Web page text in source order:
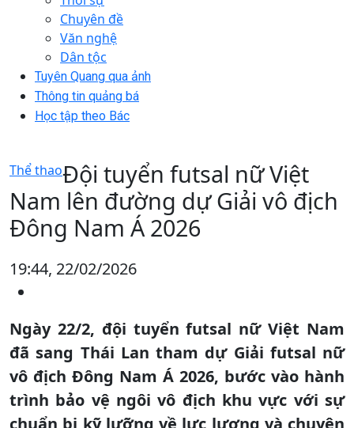
Chuyên đề
Văn nghệ
Dân tộc
Tuyên Quang qua ảnh
Thông tin quảng bá
Học tập theo Bác
Thể thaoĐội tuyển futsal nữ Việt
Nam lên đường dự Giải vô địch
Đông Nam Á 2026
19:44, 22/02/2026
Ngày 22/2, đội tuyển futsal nữ Việt Nam
đã sang Thái Lan tham dự Giải futsal nữ
vô địch Đông Nam Á 2026, bước vào hành
trình bảo vệ ngôi vô địch khu vực với sự
chuẩn bị kỹ lưỡng về lực lượng và chuyên